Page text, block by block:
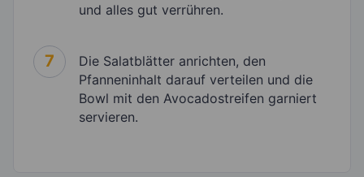
und alles gut verrühren.
7
Die Salatblätter anrichten, den
Pfanneninhalt darauf verteilen und die
Bowl mit den Avocadostreifen garniert
servieren.